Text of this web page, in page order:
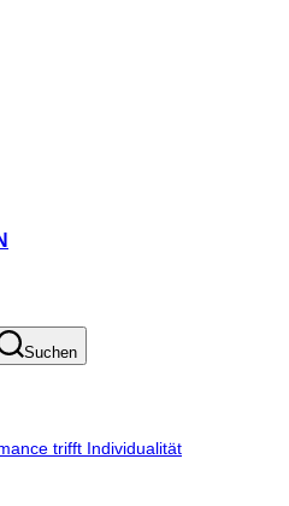
Suchen
trifft Individualität